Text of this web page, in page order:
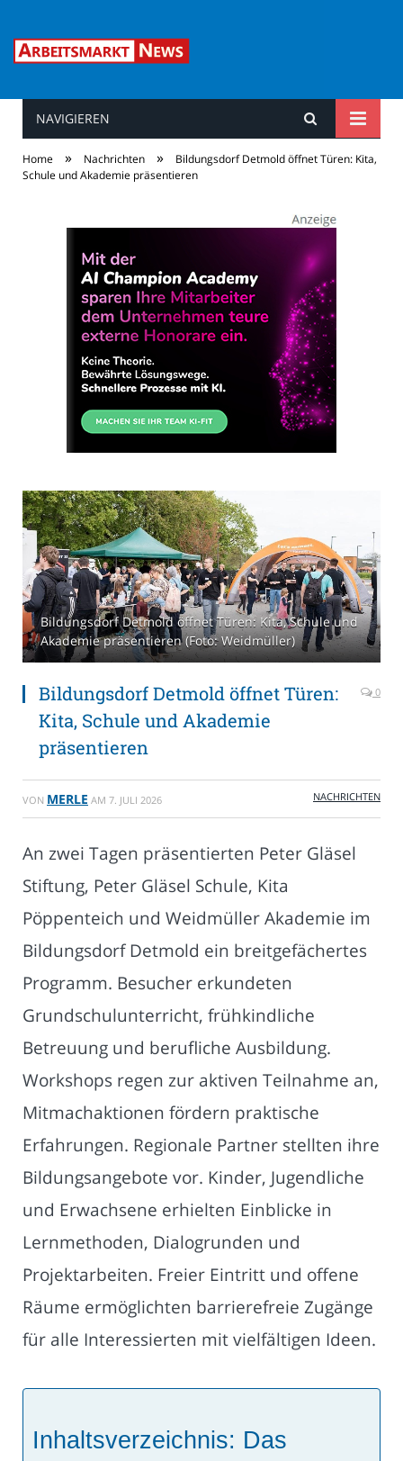
Arbeitsmarkt News
NAVIGIEREN
Home » Nachrichten »
Bildungsdorf Detmold öffnet Türen: Kita,
Schule und Akademie präsentieren
Bildungsdorf Detmold öffnet Türen: Kita, Schule und
Akademie präsentieren (Foto: Weidmüller)
Bildungsdorf Detmold öffnet Türen:
Kita, Schule und Akademie
präsentieren
0
VON MERLE AM 7. JULI 2026 NACHRICHTEN
An zwei Tagen präsentierten Peter Gläsel
Stiftung, Peter Gläsel Schule, Kita
Pöppenteich und Weidmüller Akademie im
Bildungsdorf Detmold ein breitgefächertes
Programm. Besucher erkundeten
Grundschulunterricht, frühkindliche
Betreuung und berufliche Ausbildung.
Workshops regen zur aktiven Teilnahme an,
Mitmachaktionen fördern praktische
Erfahrungen. Regionale Partner stellten ihre
Bildungsangebote vor. Kinder, Jugendliche
und Erwachsene erhielten Einblicke in
Lernmethoden, Dialogrunden und
Projektarbeiten. Freier Eintritt und offene
Räume ermöglichten barrierefreie Zugänge
für alle Interessierten mit vielfältigen Ideen.
Inhaltsverzeichnis: Das